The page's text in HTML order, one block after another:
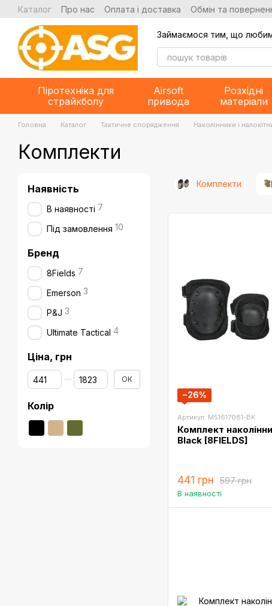
Перейти до основного контенту
Каталог Про нас Оплата і доставка Обмін та
Займаємося тим, що
Піротехніка для
страйкболу
Airsoft
привода
Розхідні
матеріали
Головна Каталог Тактичне спорядження Наколінники і
Комплекти
Комплекти
−26%
Артикул: M51617081-BK
Комплект
Black [8FIELDS]
597 грн
441 грн
В наявності
Наявність
В наявності 7
Під замовлення 10
Бренд
8Fields 7
Emerson 3
P&J 3
Ultimate Tactical 4
Ціна, грн
Від Ціна, грн
До Ціна, грн ОК
Колір